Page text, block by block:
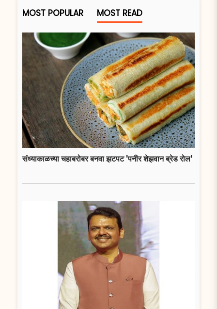
MOST POPULAR MOST READ
संध्याकाळच्या चहाबरोबर बनवा झटपट 'पनीर शेझवान ब्रेड रोल'